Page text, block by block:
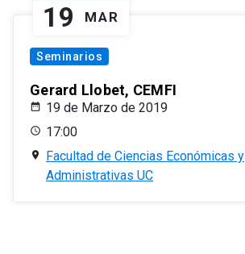
19 MAR
Seminarios
Gerard Llobet, CEMFI
19 de Marzo de 2019
17:00
Facultad de Ciencias Económicas y
Administrativas UC